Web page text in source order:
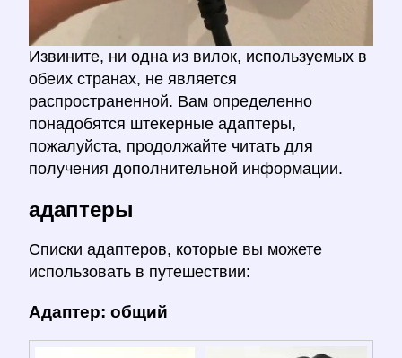
Извините, ни одна из вилок, используемых в
обеих странах, не является
распространенной. Вам определенно
понадобятся штекерные адаптеры,
пожалуйста, продолжайте читать для
получения дополнительной информации.
адаптеры
Списки адаптеров, которые вы можете
использовать в путешествии:
Адаптер: общий